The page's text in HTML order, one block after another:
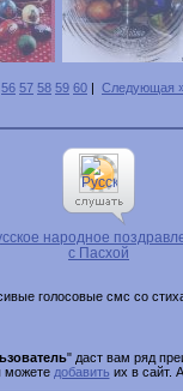
56 57 58 59 60 | Следующая
народное
с Пасхой
голосовые смс со
" даст вам ряд
можете добавить их в сайт.